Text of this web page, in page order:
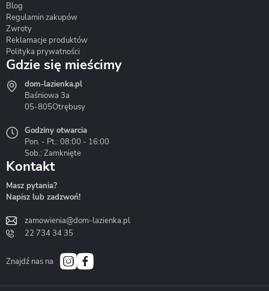
Hydrostop
Liveno
Bath&Spa
Blog
Regulamin zakupów
Zwroty
Reklamacje produktów
Polityka prywatności
Gdzie się mieścimy
dom-lazienka.pl
Baśniowa 3a
05-805Otrębusy
Godziny otwarcia
Pon. - Pt.: 08:00 - 16:00
Sob.: Zamknięte
Kontakt
Masz pytania?
Napisz lub zadzwoń!
zamowienia@dom-lazienka.pl
22 734 34 35
Znajdź nas na